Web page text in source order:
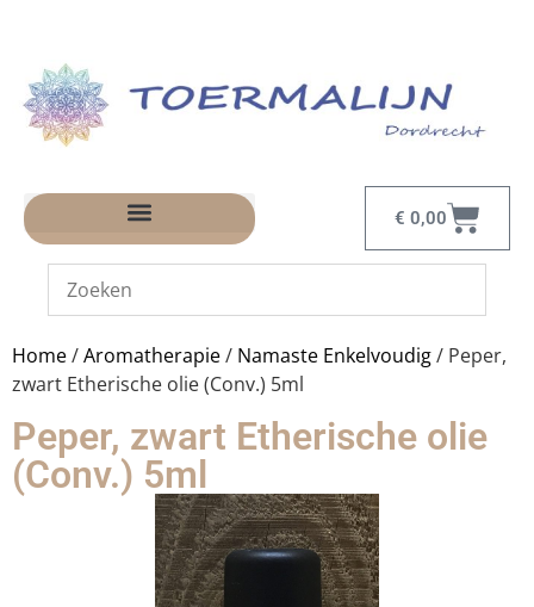
€ 0,00
Home/Aromatherapie/ Namaste Enkelvoudig/ Peper,
zwart Etherische olie (Conv.) 5ml
Peper, zwart Etherische olie
(Conv.) 5ml